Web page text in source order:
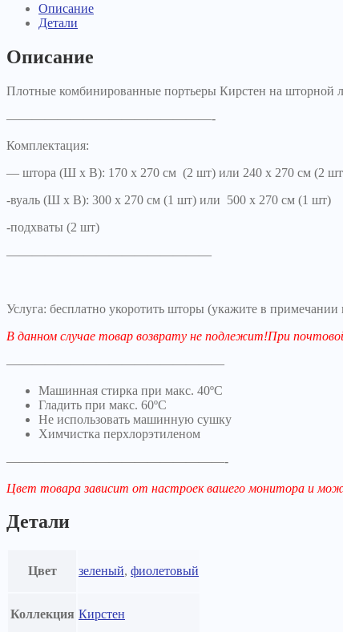
Описание
Детали
Описание
Плотные комбинированные портьеры Кирстен на шторной
————————————————-
Комплектация:
— штора (Ш х В): 170 х 270 см (2 шт) или 240 х 270 см (2
-вуаль (Ш х В): 300 х 270 см (1 шт) или 500 х 270 см (1 шт)
-подхваты (2 шт)
————————————————
Услуга: бесплатно укоротить шторы (укажите в
В данном случае товар возврату не подлежит!При
—————————————————
Машинная стирка при макс. 40ºC
Гладить при макс. 60ºC
Не использовать машинную сушку
Химчистка перхлорэтиленом
—————————————————-
Цвет товара зависит от настроек вашего монитора и
Детали
Цвет зеленый, фиолетовый
Коллекция Кирстен